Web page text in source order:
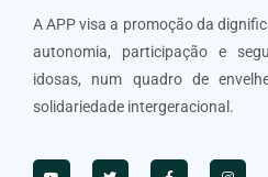
A APP visa a promoção da
autonomia, participação e
idosas, num quadro de
solidariedade intergeracional.